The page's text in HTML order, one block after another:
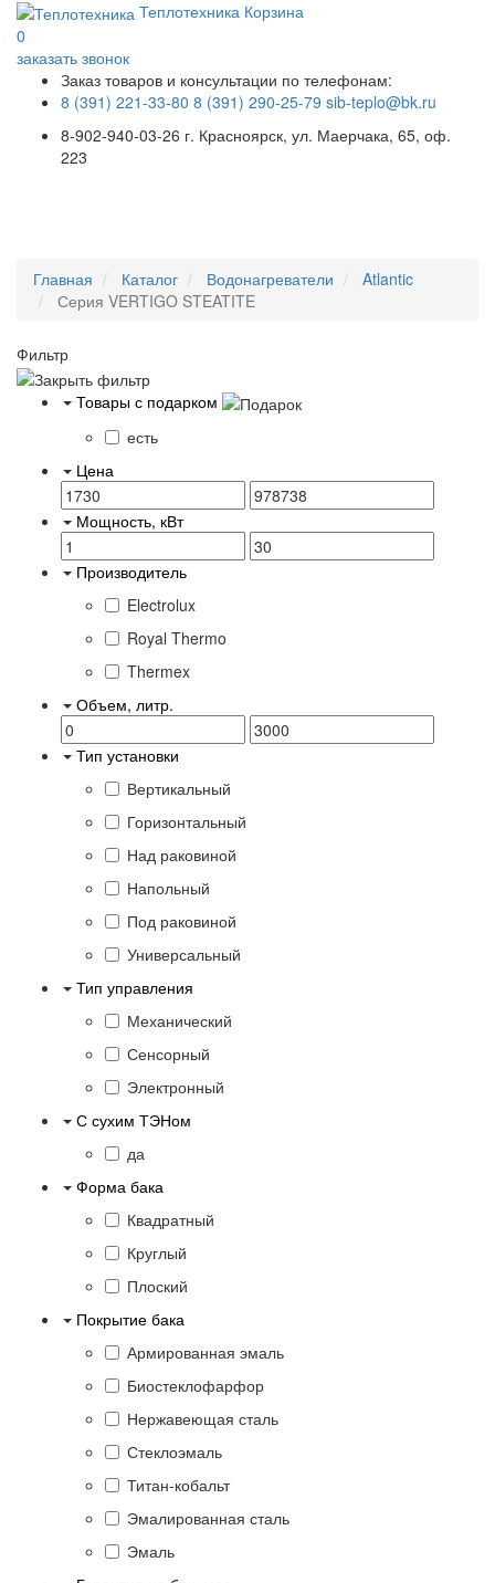
Теплотехника Корзина
0
заказать звонок
Заказ товаров и консультации по телефонам:
8 (391) 221-33-80 8 (391) 290-25-79 sib-teplo@bk.ru
8-902-940-03-26 г. Красноярск, ул. Маерчака, 65, оф.
223
Главная Каталог Водонагреватели
Atlantic
Серия VERTIGO STEATITE
Фильтр
Товары с подарком
есть
Цена
Мощность, кВт
Производитель
Electrolux
Royal Thermo
Thermex
Объем, литр.
Тип установки
Вертикальный
Горизонтальный
Над раковиной
Напольный
Под раковиной
Универсальный
Тип управления
Механический
Сенсорный
Электронный
С сухим ТЭНом
да
Форма бака
Квадратный
Круглый
Плоский
Покрытие бака
Армированная эмаль
Биостеклофарфор
Нержавеющая сталь
Стеклоэмаль
Титан-кобальт
Эмалированная сталь
Эмаль